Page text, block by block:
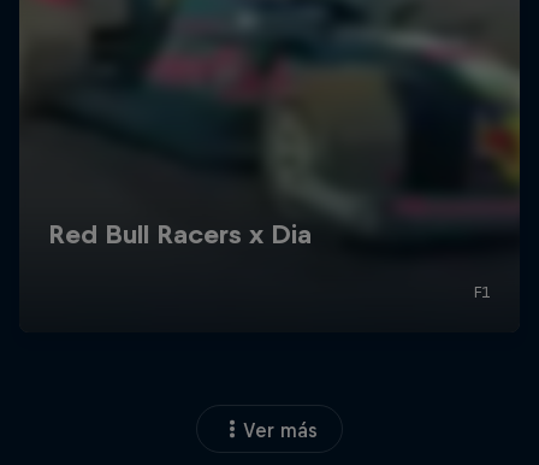
Ver más